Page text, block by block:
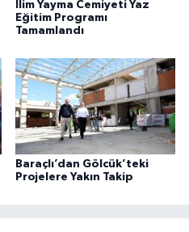
İlim Yayma Cemiyeti Yaz
Eğitim Programı
Tamamlandı
Baraçlı’dan Gölcük’teki
Projelere Yakın Takip